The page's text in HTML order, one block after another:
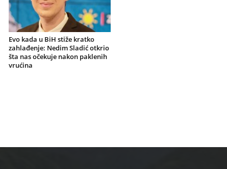
Evo kada u BiH stiže kratko
zahlađenje: Nedim Sladić otkrio
šta nas očekuje nakon paklenih
vrućina